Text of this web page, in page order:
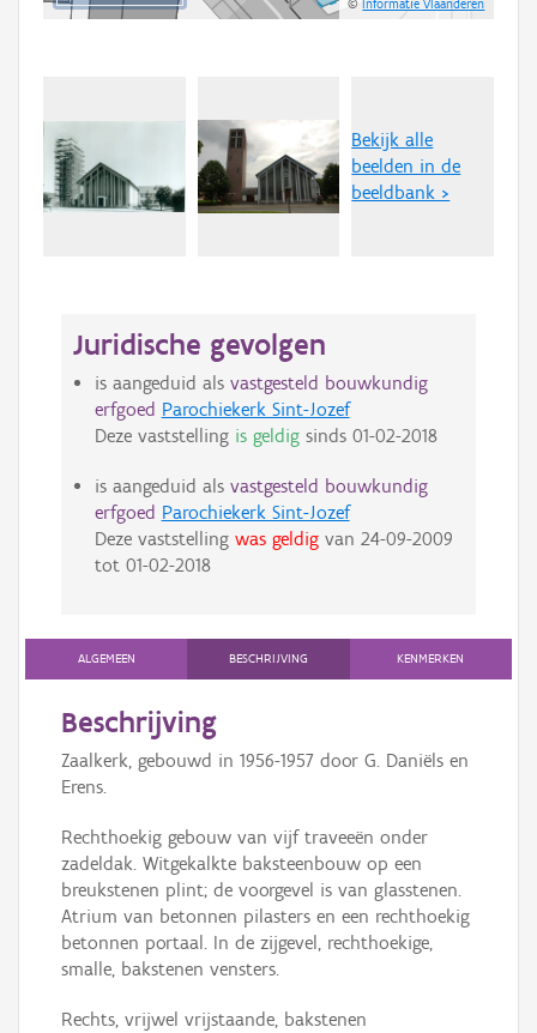
©Informatie Vlaanderen
Bekijk alle
beelden in de
beeldbank >
Juridische gevolgen
is aangeduid als vastgesteld bouwkundig
erfgoed Parochiekerk Sint-Jozef
Deze vaststelling is geldigsinds 01-02-2018
is aangeduid als vastgesteld bouwkundig
erfgoed Parochiekerk Sint-Jozef
Deze vaststelling was geldigvan 24-09-2009
tot 01-02-2018
ALGEMEEN BESCHRIJVING KENMERKEN
Beschrijving
Zaalkerk, gebouwd in 1956-1957 door G. Daniëls en
Erens.
Rechthoekig gebouw van vijf traveeën onder
zadeldak. Witgekalkte baksteenbouw op een
breukstenen plint; de voorgevel is van glasstenen.
Atrium van betonnen pilasters en een rechthoekig
betonnen portaal. In de zijgevel, rechthoekige,
smalle, bakstenen vensters.
Rechts, vrijwel vrijstaande, bakstenen